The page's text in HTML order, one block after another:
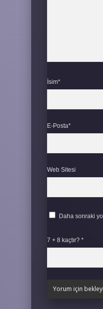
İsim*
E-Posta*
Web Sitesi
Daha sonraki
7 + 8 kaçtır? *